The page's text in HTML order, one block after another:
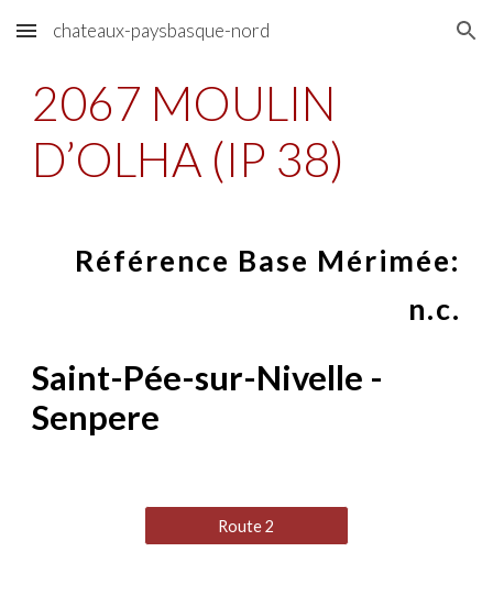
Skip to main content Skip to navigation
chateaux-paysbasque-nord
2067 MOULIN
D’OLHA (IP 38)
Référence Base Mérimée:
n.c.
Saint-Pée-sur-Nivelle -
Senpere
Route 2